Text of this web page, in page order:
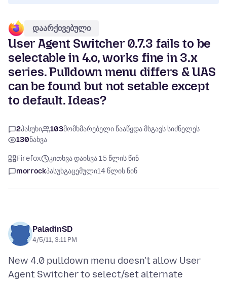
დაარქივებული
User Agent Switcher 0.7.3 fails to be
selectable in 4.o, works fine in 3.x
series. Pulldown menu differs & UAS
can be found but not setable except
to default. Ideas?
2პასუხი 103მომხმარებელი წააწყდა მსგავს სიძნელეს
130ნახვა
Firefox
კითხვა დაისვა 15 წლის წინ
morrockპასუხგაცემული14 წლის წინ
PaladinSD
4/5/11, 3:11 PM
New 4.0 pulldown menu doesn't allow User
Agent Switcher to select/set alternate